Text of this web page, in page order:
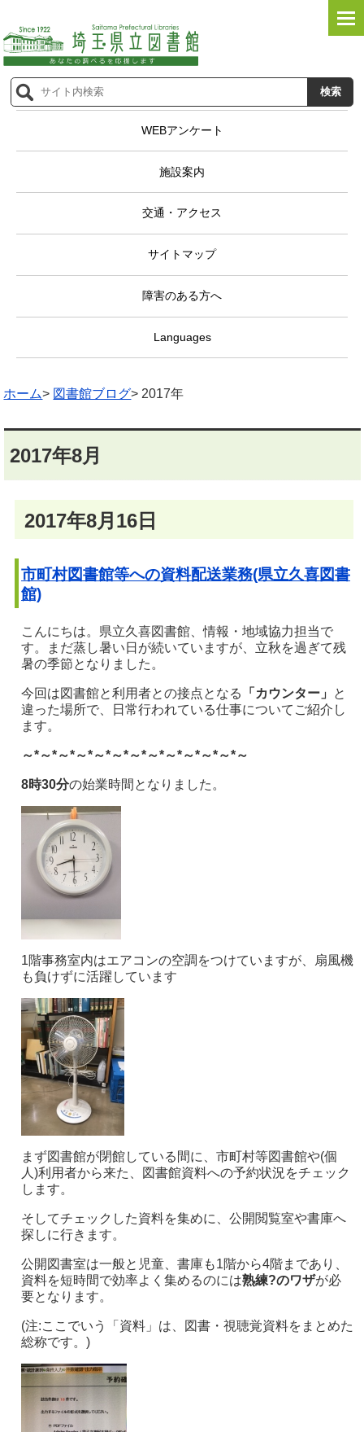
WEBアンケート
施設案内
交通・アクセス
サイトマップ
障害のある方へ
Languages
ホーム> 図書館ブログ> 2017年
2017年8月
2017年8月16日
市町村図書館等への資料配送業務(県立久喜図書
館)
こんにちは。県立久喜図書館、情報・地域協力担当で
す。まだ蒸し暑い日が続いていますが、立秋を過ぎて残
暑の季節となりました。
今回は図書館と利用者との接点となる 「カウンター」
と
違った場所で、日常行われている仕事についてご紹介し
ます。
～*～*～*～*～*～*～*～*～*～*～*～*～
8時30分の始業時間となりました。
1階事務室内はエアコンの空調をつけていますが、扇風機
も負けずに活躍しています
まず図書館が閉館している間に、市町村等図書館や(個
人)利用者から来た、図書館資料への予約状況をチェック
します。
そしてチェックした資料を集めに、公開閲覧室や書庫へ
探しに行きます。
公開図書室は一般と児童、書庫も1階から4階まであり、
資料を短時間で効率よく集めるのには熟練?のワザが必
要となります。
(注:ここでいう「資料」は、図書・視聴覚資料をまとめた
総称です。)